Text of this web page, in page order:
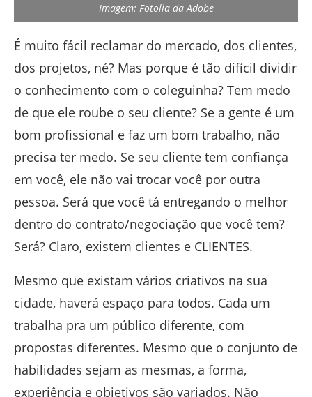
Imagem: Fotolia da Adobe
É muito fácil reclamar do mercado, dos clientes,
dos projetos, né? Mas porque é tão difícil dividir
o conhecimento com o coleguinha? Tem medo
de que ele roube o seu cliente? Se a gente é um
bom profissional e faz um bom trabalho, não
precisa ter medo. Se seu cliente tem confiança
em você, ele não vai trocar você por outra
pessoa. Será que você tá entregando o melhor
dentro do contrato/negociação que você tem?
Será? Claro, existem clientes e CLIENTES.
Mesmo que existam vários criativos na sua
cidade, haverá espaço para todos. Cada um
trabalha pra um público diferente, com
propostas diferentes. Mesmo que o conjunto de
habilidades sejam as mesmas, a forma,
experiência e objetivos são variados. Não